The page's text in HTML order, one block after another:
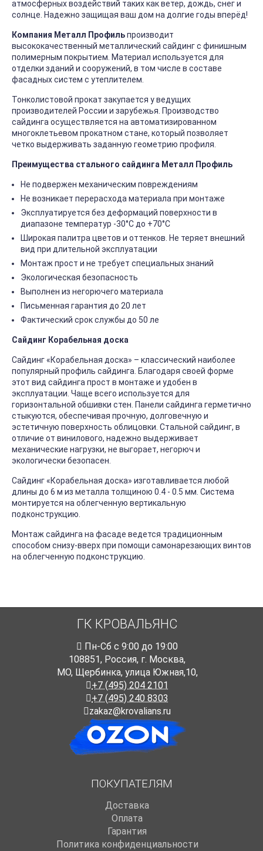
атмосферных воздействий таких как ветер, дождь, снег и
солнце. Надежно защищая ваш дом на долгие годы вперёд!
Компания Металл Профильпроизводит
высококачественный металлический сайдинг с финишным
полимерным покрытием. Материал используется для
отделки зданий и сооружений, в том числе в составе
фасадных систем с утеплителем.
Тонколистовой прокат закупается у ведущих
производителей России и зарубежья. Производство
сайдинга осуществляется на автоматизированном
многоклетьевом прокатном стане, который позволяет
четко выдерживать заданную геометрию профиля.
Преимущества стального сайдинга Металл Профиль
Не подвержен механическим повреждениям
Не возникает перерасхода материала при монтаже
Эксплуатируется без деформаций поверхности в
диапазоне температур -30°C до +70°C
Широкая палитра цветов и оттенков. Не теряет внешний
вид при длительной эксплуатации
Монтаж прост и не требует специальных знаний
Экологическая безопасность
Выполнен из негорючего материала
Письменная гарантия до 20 лет
Фактический срок службы до 50 ле
Сайдинг Корабельная доска
Сайдинг «Корабельная доска» – классический наиболее
популярный профиль сайдинга. Благодаря своей форме
этот вид сайдинга прост в монтаже и удобен в
эксплуатации. Чаще всего используется для
горизонтальной обшивки стен. Панели сайдинга герметично
стыкуются, обеспечивая прочную, долговечную и
эстетичную поверхность облицовки. Стальной сайдинг, в
отличие от винилового, надежно выдерживает
механические нагрузки, не выгорает, негорюч и
экологически безопасен.
Сайдинг «Корабельная доска» изготавливается любой
длины до 6 м из металла толщиною 0.4 - 0.5 мм. Система
монтируется на облегченную вертикальную
подконструкцию.
Монтаж сайдинга на фасаде ведется традиционным
способом снизу-вверх при помощи самонарезающих винтов
на облегченную подконструкцию.
ГК КРОВАЛЬЯНС
Пн-Cб с 9:00 до 19:00
108851, Россия, г. Москва,
МО, Щербинка, улица Южная,10,
+7 (495) 204 2101
+7 (495) 240 8303
zakaz@krovalians.ru
ПОКУПАТЕЛЯМ
Доставка
Оплата
Гарантия
Политика конфиденциальности